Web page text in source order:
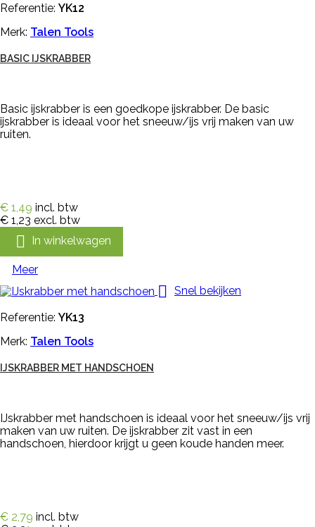
Referentie: YK12
Merk: Talen Tools
BASIC IJSKRABBER
Basic ijskrabber is een goedkope ijskrabber. De basic
ijskrabber is ideaal voor het sneeuw/ijs vrij maken van uw
ruiten.
€ 1,49 incl. btw
€ 1,23 excl. btw
 In winkelwagen
Meer
 Snel bekijken
Referentie: YK13
Merk: Talen Tools
IJSKRABBER MET HANDSCHOEN
IJskrabber met handschoen is ideaal voor het sneeuw/ijs vrij
maken van uw ruiten. De ijskrabber zit vast in een
handschoen, hierdoor krijgt u geen koude handen meer.
€ 2,79 incl. btw